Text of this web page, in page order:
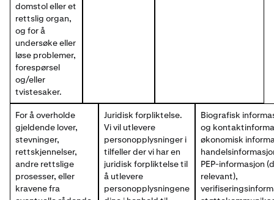
domstol eller et
rettslig organ,
og for å
undersøke eller
løse problemer,
forespørsel
og/eller
tvistesaker.
For å overholde
gjeldende lover,
stevninger,
rettskjennelser,
andre rettslige
prosesser, eller
kravene fra
Juridisk forpliktelse.
Vi vil utlevere
personopplysninger i
tilfeller der vi har en
juridisk forpliktelse til
å utlevere
personopplysningene
Biografisk
og
økonomisk
PEP-informasjon
relevant),